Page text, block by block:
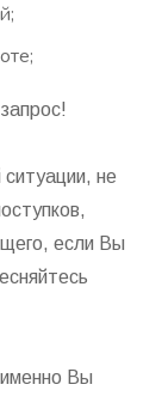
не
если Вы
Вы